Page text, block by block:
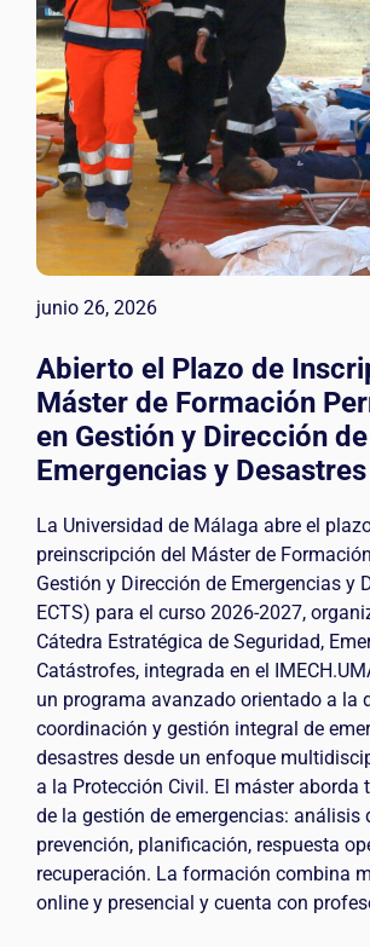
junio 26, 2026
Abierto el Plazo de
Máster de Formación
en Gestión y Dirección de
Emergencias y Desastres
La Universidad de Málaga abre el
preinscripción del Máster de
Gestión y Dirección de Emergencias y
ECTS) para el curso 2026-2027,
Cátedra Estratégica de Seguridad,
Catástrofes, integrada en el
un programa avanzado orientado a la
coordinación y gestión integral de
desastres desde un enfoque
a la Protección Civil. El máster aborda
de la gestión de emergencias: análisis
prevención, planificación, respuesta
recuperación. La formación combina
online y presencial y cuenta con